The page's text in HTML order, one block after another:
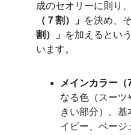
成のセオリーに則り
（７割）」 を決め、
割）」 を加えるとい
います。
メインカラー（
なる色（スーツ
きい部分）。
イビー、ベージ